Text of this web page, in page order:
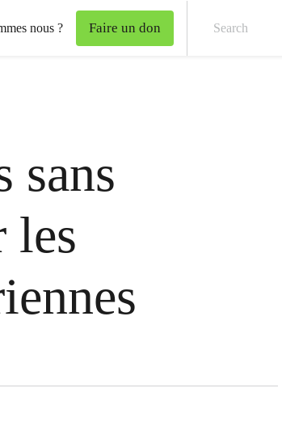
nous ? Faire un don
sans
les